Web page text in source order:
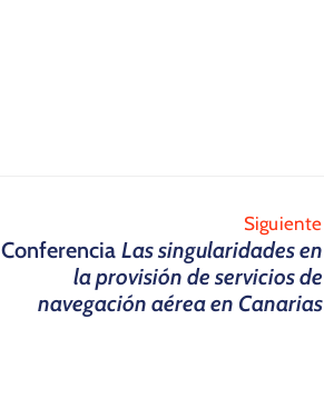
Siguiente
Conferencia Las singularidades en
la provisión de servicios de
navegación aérea en Canarias​